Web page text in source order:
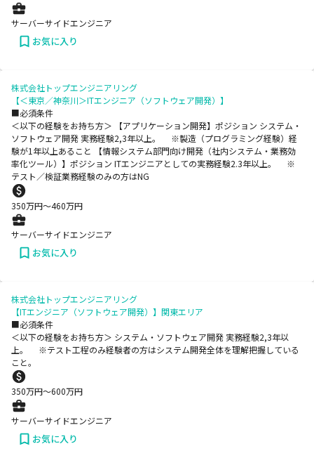
サーバーサイドエンジニア
お気に入り
株式会社トップエンジニアリング
【＜東京／神奈川＞ITエンジニア（ソフトウェア開発）】
■必須条件
＜以下の経験をお持ち方＞ 【アプリケーション開発】ポジション システム・
ソフトウェア開発 実務経験2,3年以上。 ※製造（プログラミング経験）経
験が1年以上あること 【情報システム部門向け開発（社内システム・業務効
率化ツール）】ポジション ITエンジニアとしての実務経験2.3年以上。 ※
テスト／検証業務経験のみの方はNG
350万円〜460万円
サーバーサイドエンジニア
お気に入り
株式会社トップエンジニアリング
【ITエンジニア（ソフトウェア開発）】関東エリア
■必須条件
＜以下の経験をお持ち方＞ システム・ソフトウェア開発 実務経験2,3年以
上。 ※テスト工程のみ経験者の方はシステム開発全体を理解把握している
こと。
350万円〜600万円
サーバーサイドエンジニア
お気に入り